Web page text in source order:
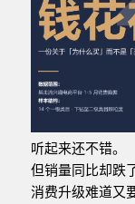
听起来还不错。
但销量同比却跌了
消费升级难道又